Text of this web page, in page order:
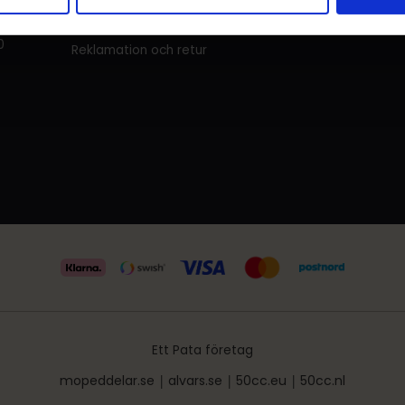
Hur handlar jag?
Reklamation och retur
Ett Pata företag
mopeddelar.se | alvars.se | 50cc.eu | 50cc.nl